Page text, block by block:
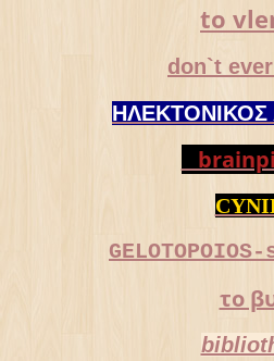
to
don`t
το